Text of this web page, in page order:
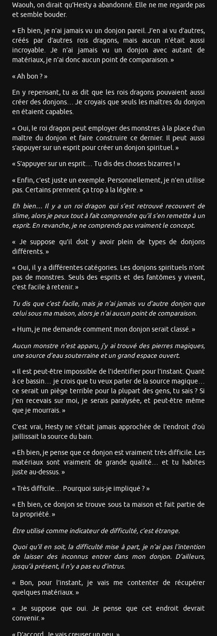
Waouh, on dirait qu’Hesty a abandonné. Elle ne me regarde pas
et semble bouder.
« Eh bien, je n’ai jamais vu un donjon pareil. J’en ai vu d’autres,
créés par d’autres rois dragons, mais aucun n’était aussi
incroyable. Je n’ai jamais vu un donjon avec autant de
matériaux, je n’ai donc aucun point de comparaison. »
« Ah bon ? »
En y repensant, tu as dit que les rois dragons pouvaient aussi
créer des donjons… Je croyais que seuls les maîtres du donjon
en étaient capables.
« Oui, le roi dragon peut employer des monstres à la place d’un
maître du donjon et faire construire ce dernier. Il peut aussi
s’appuyer sur un esprit pour créer un donjon spirituel. »
« S’appuyer sur un esprit… Tu dis des choses bizarres ! »
« Enfin, c’est juste un exemple. Personnellement, je n’en utilise
pas. Certains prennent ça trop à la légère. »
Eh bien… Il y a un roi dragon qui s’est retrouvé recouvert de
slime, alors je peux tout à fait comprendre qu’il s’en remette à un
esprit. En revanche, je ne comprends pas vraiment le concept.
« Je suppose qu’il doit y avoir plein de types de donjons
différents. »
« Oui, il y a différentes catégories. Les donjons spirituels n’ont
pas de monstres. Seuls des esprits et des fantômes y vivent,
c’est facile à retenir. »
Tu dis que c’est facile, mais je n’ai jamais vu d’autre donjon que
celui sous ma maison, alors je n’ai aucun point de comparaison.
« Hum, je me demande comment mon donjon serait classé. »
Aucun monstre n’est apparu, j’y ai trouvé des pierres magiques,
une source d’eau souterraine et un grand espace ouvert.
« Il est peut-être impossible de l’identifier pour l’instant. Quant
à ce bassin… je crois que tu veux parler de la source magique…
ce serait un piège terrible pour la plupart des gens, tu sais ? Si
j’en recevais sur moi, je serais paralysée, et peut-être même
que je mourrais. »
C’est vrai, Hesty ne s’était jamais approchée de l’endroit d’où
jaillissait la source du bain.
« Eh bien, je pense que ce donjon est vraiment très difficile. Les
matériaux sont vraiment de grande qualité… et tu habites
juste au-dessus. »
« Très difficile… Pourquoi suis-je impliqué ? »
« Eh bien, ce donjon se trouve sous ta maison et fait partie de
ta propriété. »
Être utilisé comme indicateur de difficulté, c’est étrange.
Quoi qu’il en soit, la difficulté mise à part, je n’ai pas l’intention
de laisser des inconnus entrer dans mon donjon. D’ailleurs,
jusqu’à présent, il n’y a pas eu d’intrus.
« Bon, pour l’instant, je vais me contenter de récupérer
quelques matériaux. »
« Je suppose que oui. Je pense que cet endroit devrait
convenir. »